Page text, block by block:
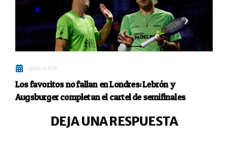
agosto 8, 2026
Los favoritos no fallan en Londres: Lebrón y
Augsburger completan el cartel de semifinales
DEJA UNA RESPUESTA